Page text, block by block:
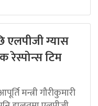
एलपीजी ग्यास
रेस्पोन्स टिम
मन्त्री गौरीकुमारी